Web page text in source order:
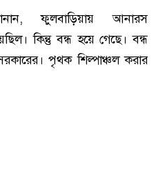
ফুলবাড়িয়ায় আনারস
কিন্তু বন্ধ হয়ে গেছে। বন্ধ
পৃথক শিল্পাঞ্চল করার